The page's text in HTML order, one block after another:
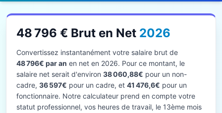
48 796 € Brut en Net 2026
Convertissez instantanément votre salaire brut de
48 796€ par an en net en 2026. Pour ce montant, le
salaire net serait d'environ 38 060,88€ pour un non-
cadre, 36 597€ pour un cadre, et 41 476,6€ pour un
fonctionnaire. Notre calculateur prend en compte votre
statut professionnel, vos heures de travail, le 13ème mois